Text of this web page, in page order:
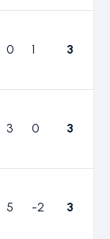
0 1 3
3 0 3
5 -2 3